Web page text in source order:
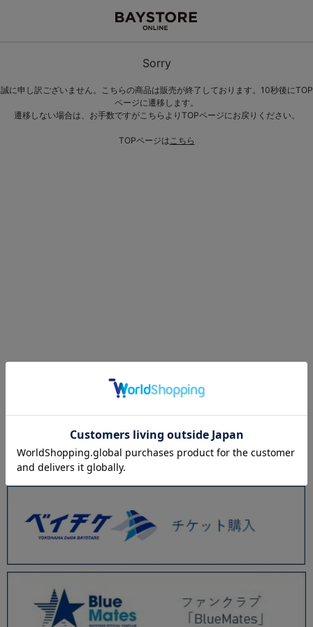
Sorry
誠に申し訳ございません。こちらの商品は販売が終了しております。10秒後にTOP
ページに遷移します。
遷移しない場合は、お手数ですがこちらよりTOPページにお戻りください。
TOPページはこちら